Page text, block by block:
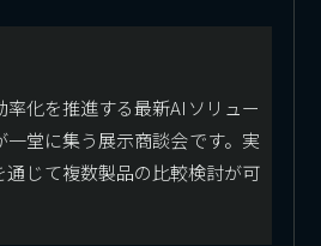
化を推進する最新AIソリュー
一堂に集う展示商談会です。実
じて複数製品の比較検討が可